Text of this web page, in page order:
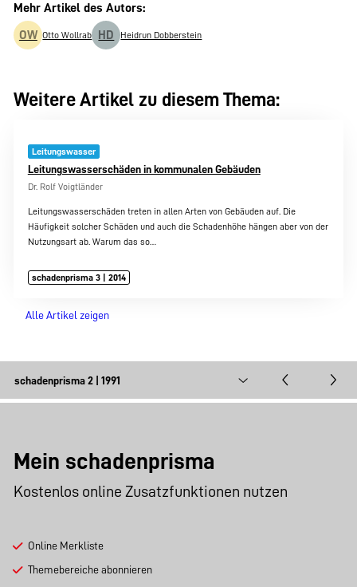
Mehr Artikel des Autors:
OW Otto Wollrab HD Heidrun Dobberstein
Weitere Artikel zu diesem Thema:
Leitungswasser
Leitungswasserschäden in kommunalen Gebäuden
Dr. Rolf Voigtländer
Leitungswasserschäden treten in allen Arten von Gebäuden auf. Die
Häufigkeit solcher Schäden und auch die Schadenhöhe hängen aber von der
Nutzungsart ab. Warum das so…
schadenprisma 3 | 2014
Alle Artikel zeigen
Mein schadenprisma
Kostenlos online Zusatzfunktionen nutzen
Online Merkliste
Themebereiche abonnieren